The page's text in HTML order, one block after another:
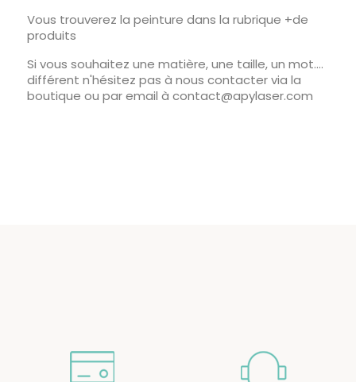
Vous trouverez la peinture dans la rubrique +de
produits
Si vous souhaitez une matière, une taille, un mot....
différent n'hésitez pas à nous contacter via la
boutique ou par email à contact@apylaser.com